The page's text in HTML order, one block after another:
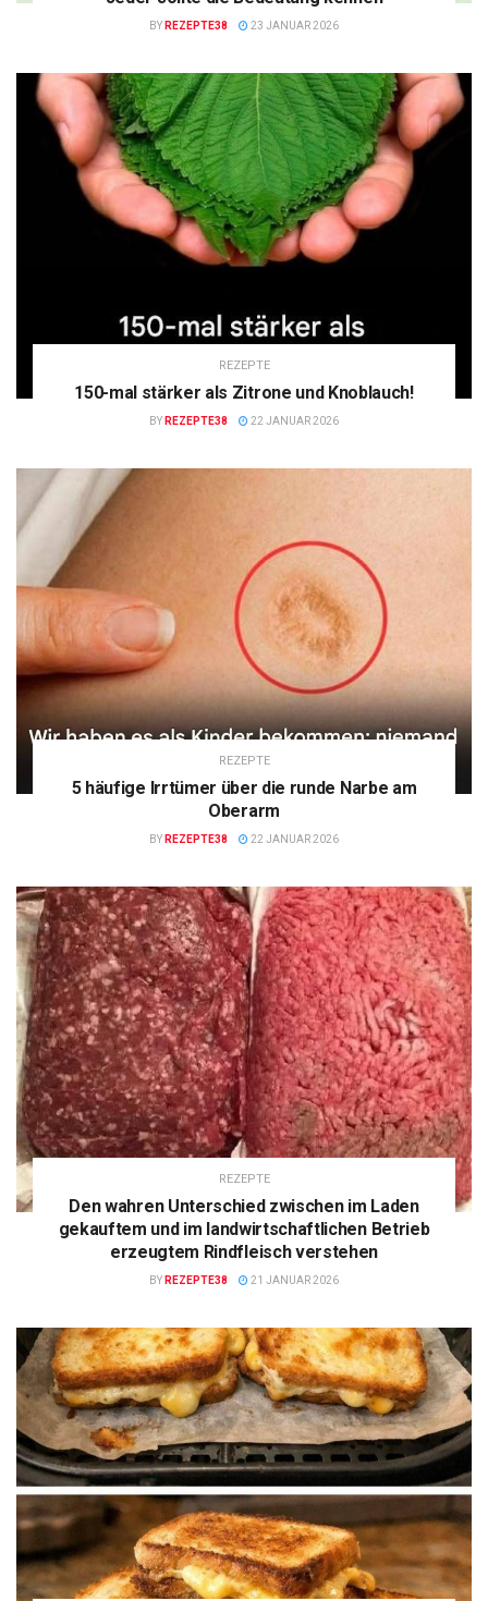
BY REZEPTE38 23 JANUAR 2026
REZEPTE
150-mal stärker als Zitrone und Knoblauch!
BY REZEPTE38 22 JANUAR 2026
REZEPTE
5 häufige Irrtümer über die runde Narbe am
Oberarm
BY REZEPTE38 22 JANUAR 2026
REZEPTE
Den wahren Unterschied zwischen im Laden
gekauftem und im landwirtschaftlichen Betrieb
erzeugtem Rindfleisch verstehen
BY REZEPTE38 21 JANUAR 2026